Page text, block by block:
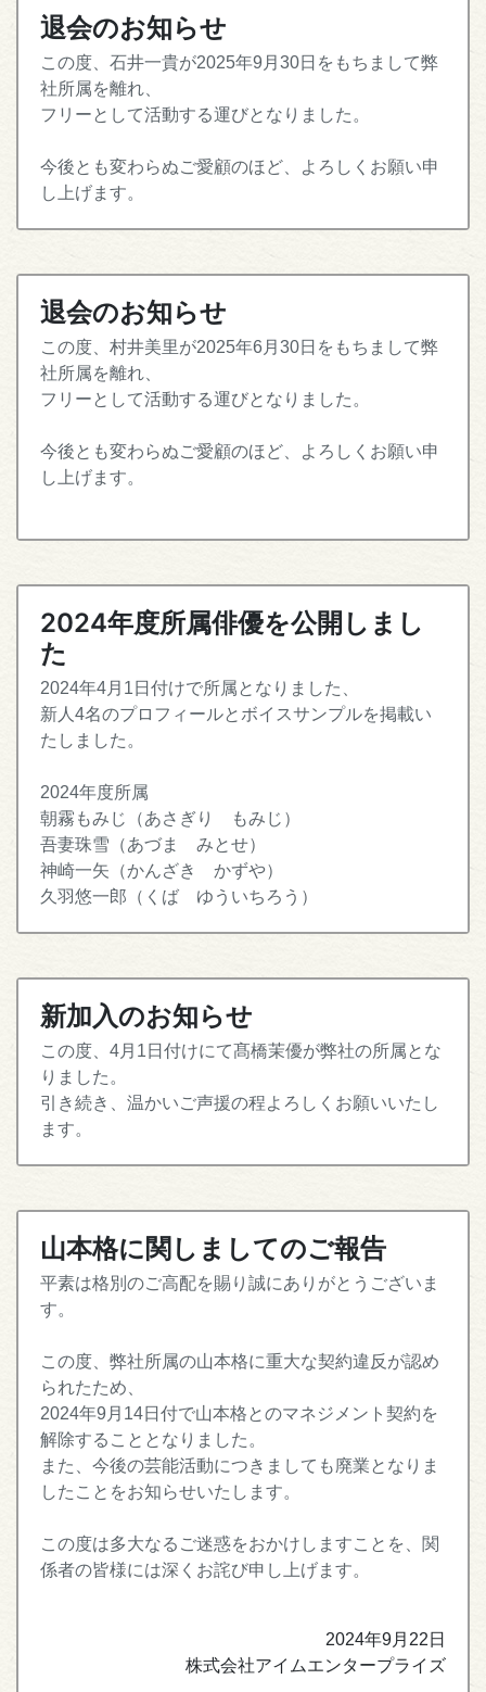
退会のお知らせ
この度、石井一貴が2025年9月30日をもちまして弊
社所属を離れ、
フリーとして活動する運びとなりました。
今後とも変わらぬご愛顧のほど、よろしくお願い申
し上げます。
退会のお知らせ
この度、村井美里が2025年6月30日をもちまして弊
社所属を離れ、
フリーとして活動する運びとなりました。
今後とも変わらぬご愛顧のほど、よろしくお願い申
し上げます。
2024年度所属俳優を公開しまし
た
2024年4月1日付けで所属となりました、
新人4名のプロフィールとボイスサンプルを掲載い
たしました。
2024年度所属
朝霧もみじ（あさぎり もみじ）
吾妻珠雪（あづま みとせ）
神崎一矢（かんざき かずや）
久羽悠一郎（くば ゆういちろう）
新加入のお知らせ
この度、4月1日付けにて髙橋茉優が弊社の所属とな
りました。
引き続き、温かいご声援の程よろしくお願いいたし
ます。
山本格に関しましてのご報告
平素は格別のご高配を賜り誠にありがとうございま
す。
この度、弊社所属の山本格に重大な契約違反が認め
られたため、
2024年9月14日付で山本格とのマネジメント契約を
解除することとなりました。
また、今後の芸能活動につきましても廃業となりま
したことをお知らせいたします。
この度は多大なるご迷惑をおかけしますことを、関
係者の皆様には深くお詫び申し上げます。
2024年9月22日
株式会社アイムエンタープライズ